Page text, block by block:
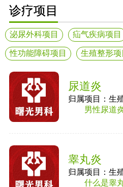
诊疗项目
泌尿外科项目 疝气疾病项目
性功能障碍项目 生殖整形项
尿道炎
归属项目：生
男性尿道炎
睾丸炎
归属项目：生
什么是睾丸